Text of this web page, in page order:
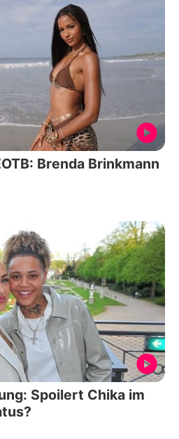
Brenda Brinkmann
Spoilert Chika im